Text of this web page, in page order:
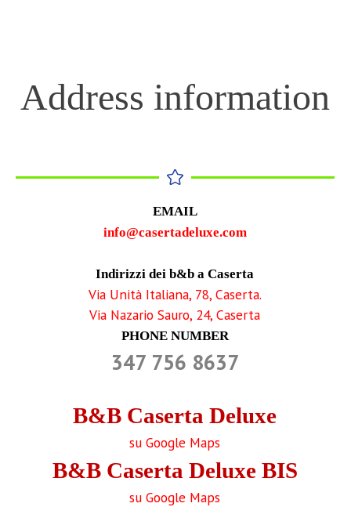
Address information
EMAIL
info@casertadeluxe.com
Indirizzi dei b&b a Caserta
Via Unità Italiana, 78, Caserta.
Via Nazario Sauro, 24, Caserta
PHONE NUMBER
347 756 8637
B&B Caserta Deluxe
su Google Maps
B&B Caserta Deluxe BIS
su Google Maps